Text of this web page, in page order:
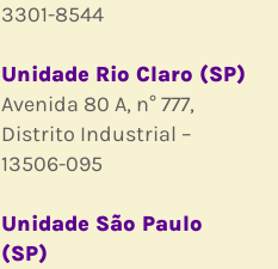
3301-8544
Unidade Rio Claro (SP)
Avenida 80 A, n° 777,
Distrito Industrial –
13506-095
Unidade São Paulo
(SP)